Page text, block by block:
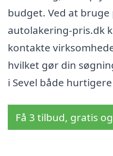
budget. Ved at
autolakering-pris.dk
kontakte
hvilket gør din
i Sevel både
Få 3 tilbud, gratis